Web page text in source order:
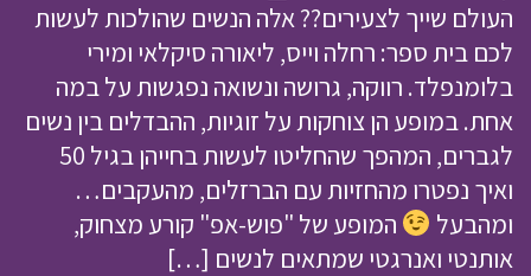
העולם שייך לצעירים?? אלה הנשים שהולכות לעשות
לכם בית ספר: רחלה וייס, ליאורה סיקלאי ומירי
בלומנפלד. רווקה, גרושה ונשואה נפגשות על במה
אחת. במופע הן צוחקות על זוגיות, ההבדלים בין נשים
לגברים, המהפך שהחליטו לעשות בחייהן בגיל 50
ואיך נפטרו מהחזיות עם הברזלים, מהעקבים…
ומהבעל
המופע של "פוש-אפ" קורע מצחוק,
אותנטי ואנרגטי שמתאים לנשים […]